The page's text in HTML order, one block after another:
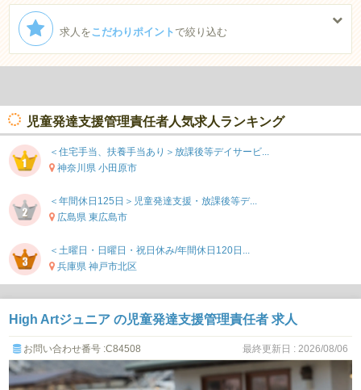
求人をこだわりポイント で絞り込む
児童発達支援管理責任者人気求人ランキング
＜住宅手当、扶養手当あり＞放課後等デイサービ...
神奈川県 小田原市
＜年間休日125日＞児童発達支援・放課後等デ...
広島県 東広島市
＜土曜日・日曜日・祝日休み/年間休日120日...
兵庫県 神戸市北区
High Artジュニア の児童発達支援管理責任者 求人
お問い合わせ番号 :C84508 最終更新日 : 2026/08/06